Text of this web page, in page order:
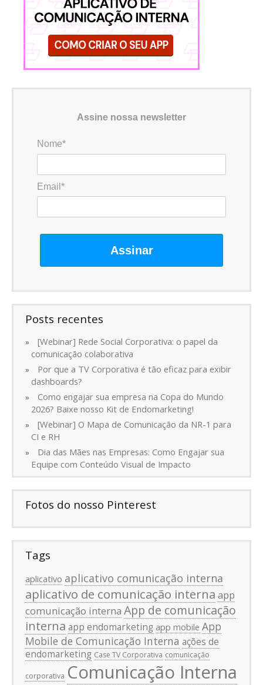
Assine nossa newsletter
Nome*
Email*
Assinar
Posts recentes
[Webinar] Rede Social Corporativa: o papel da
comunicação colaborativa
Por que a TV Corporativa é tão eficaz para exibir
dashboards?
Como engajar sua empresa na Copa do Mundo
2026? Baixe nosso Kit de Endomarketing!
[Webinar] O Mapa de Comunicação da NR-1 para
CI e RH
Dia das Mães nas Empresas: Como Engajar sua
Equipe com Conteúdo Visual de Impacto
Fotos do nosso Pinterest
Tags
aplicativo aplicativo comunicação interna
aplicativo de comunicação interna app
comunicação interna App de comunicação
interna app endomarketing app mobile App
Mobile de Comunicação Interna ações de
endomarketing Case TV Corporativa comunicação
corporativa Comunicação Interna